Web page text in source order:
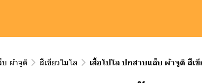
บ ผ้าจูติ สีเขียวไมโล เสื้อโปโล ปกสาบแล็บ ผ้าจูติ สีเ